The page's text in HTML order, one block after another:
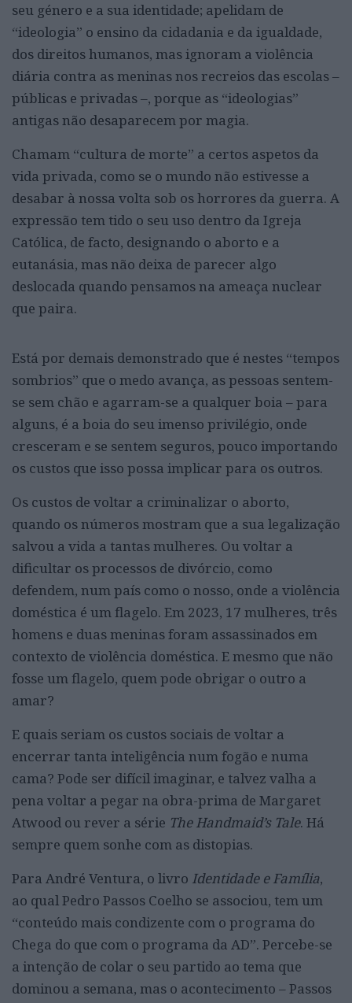
seu género e a sua identidade; apelidam de
“ideologia” o ensino da cidadania e da igualdade,
dos direitos humanos, mas ignoram a violência
diária contra as meninas nos recreios das escolas –
públicas e privadas –, porque as “ideologias”
antigas não desaparecem por magia.
Chamam “cultura de morte” a certos aspetos da
vida privada, como se o mundo não estivesse a
desabar à nossa volta sob os horrores da guerra. A
expressão tem tido o seu uso dentro da Igreja
Católica, de facto, designando o aborto e a
eutanásia, mas não deixa de parecer algo
deslocada quando pensamos na ameaça nuclear
que paira.
Está por demais demonstrado que é nestes “tempos
sombrios” que o medo avança, as pessoas sentem-
se sem chão e agarram-se a qualquer boia – para
alguns, é a boia do seu imenso privilégio, onde
cresceram e se sentem seguros, pouco importando
os custos que isso possa implicar para os outros.
Os custos de voltar a criminalizar o aborto,
quando os números mostram que a sua legalização
salvou a vida a tantas mulheres. Ou voltar a
dificultar os processos de divórcio, como
defendem, num país como o nosso, onde a violência
doméstica é um flagelo. Em 2023, 17 mulheres, três
homens e duas meninas foram assassinados em
contexto de violência doméstica. E mesmo que não
fosse um flagelo, quem pode obrigar o outro a
amar?
E quais seriam os custos sociais de voltar a
encerrar tanta inteligência num fogão e numa
cama? Pode ser difícil imaginar, e talvez valha a
pena voltar a pegar na obra-prima de Margaret
Atwood ou rever a série The Handmaid’s Tale. Há
sempre quem sonhe com as distopias.
Para André Ventura, o livro Identidade e Família,
ao qual Pedro Passos Coelho se associou, tem um
“conteúdo mais condizente com o programa do
Chega do que com o programa da AD”. Percebe-se
a intenção de colar o seu partido ao tema que
dominou a semana, mas o acontecimento – Passos